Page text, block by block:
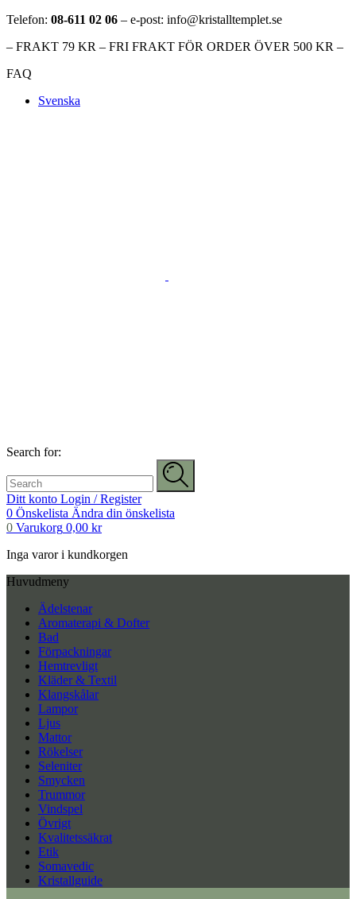
Telefon: 08-611 02 06 – e-post: info@kristalltemplet.se
– FRAKT 79 KR – FRI FRAKT FÖR ORDER ÖVER 500 KR –
FAQ
Svenska
Search for:
Ditt konto Login / Register
0 Önskelista Ändra din önskelista
0 Varukorg 0,00 kr
Inga varor i kundkorgen
Huvudmeny
Ädelstenar
Aromaterapi & Dofter
Bad
Förpackningar
Hemtrevligt
Kläder & Textil
Klangskålar
Lampor
Ljus
Mattor
Rökelser
Seleniter
Smycken
Trummor
Vindspel
Övrigt
Kvalitetssäkrat
Etik
Somavedic
Kristallguide